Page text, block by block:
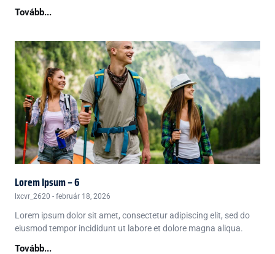
Tovább...
Lorem Ipsum – 6
lxcvr_2620 február 18, 2026
Lorem ipsum dolor sit amet, consectetur adipiscing elit, sed do
eiusmod tempor incididunt ut labore et dolore magna aliqua.
Tovább...